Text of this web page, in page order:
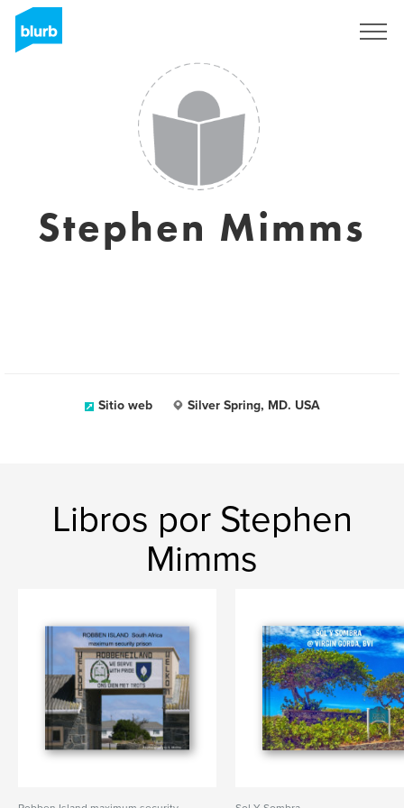
Stephen Mimms
Sitio web Silver Spring, MD. USA
Libros por Stephen
Mimms